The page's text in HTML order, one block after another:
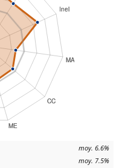
moy. 6.6%
moy. 7.5%